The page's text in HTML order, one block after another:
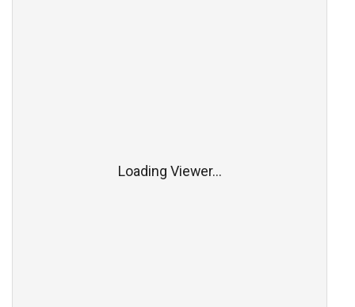
Loading Viewer...